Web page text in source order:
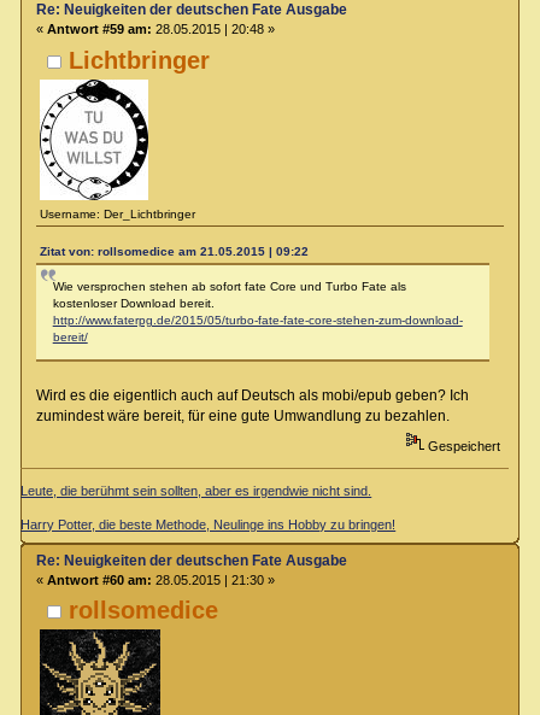
Lichtbringer
Username: Der_Lichtbringer
Re: Neuigkeiten der deutschen Fate Ausgabe
« Antwort #59 am: 28.05.2015 | 20:48 »
Zitat von: rollsomedice am 21.05.2015 | 09:22
Wie versprochen stehen ab sofort fate Core und Turbo Fate als
kostenloser Download bereit.
http://www.faterpg.de/2015/05/turbo-fate-fate-core-stehen-zum-download-
bereit/
Wird es die eigentlich auch auf Deutsch als mobi/epub geben? Ich
zumindest wäre bereit, für eine gute Umwandlung zu bezahlen.
Gespeichert
Leute, die berühmt sein sollten, aber es irgendwie nicht sind.
Harry Potter, die beste Methode, Neulinge ins Hobby zu bringen!
rollsomedice
Re: Neuigkeiten der deutschen Fate Ausgabe
« Antwort #60 am: 28.05.2015 | 21:30 »